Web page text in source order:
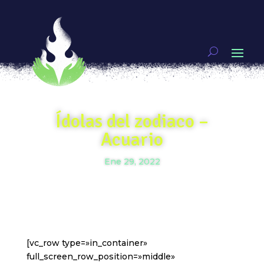
Ídolas del zodiaco –
Acuario
Ene 29, 2022
[vc_row type=»in_container»
full_screen_row_position=»middle»